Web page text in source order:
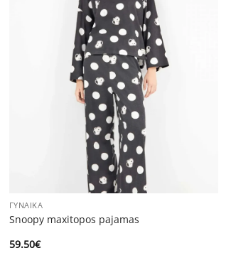
ΓΥΝΑΊΚΑ
Snoopy maxitopos pajamas
59.50€